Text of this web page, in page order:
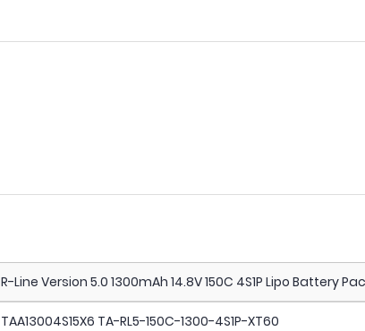
R-Line Version 5.0 1300mAh 14.8V 150C 4S1P Lipo Battery
TAA13004S15X6 TA-RL5-150C-1300-4S1P-XT60